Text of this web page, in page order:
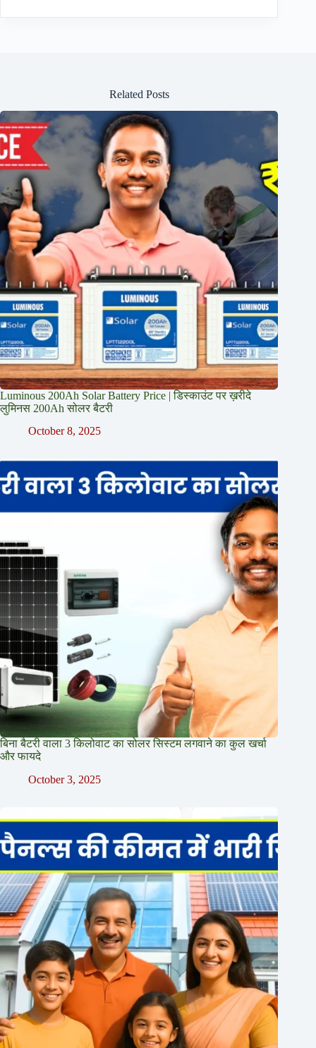
Related Posts
Luminous 200Ah Solar Battery Price​ | डिस्काउंट पर ख़रीदे
लुमिनस 200Ah सोलर बैटरी
October 8, 2025
बिना बैटरी वाला 3 किलोवाट का सोलर सिस्टम लगवाने का कुल खर्चा
और फायदे
October 3, 2025